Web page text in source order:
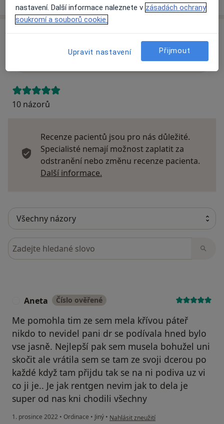
Přidejte svůj názor
10 názorů
Recenze pacientů jsou pro nás důležité.
Specialisté nemají možnost zaplatit za
odstranění nebo změnu recenze pacienta.
Další informace.
Hledejte v názorech
Aneta Číslo ověřené
Me pomohla tim ze sem mela křívou páteř
nikdo to nevidel pani dr se podívala hned bylo
vse jasně. Nejlepší pak sem musela bohužel uni
skočit ale vrátila sem se tam ze svoji dcerou po
každé když tam přijdu tak se na ni podiva uz vi
co ji je.. Je jak rentgen nevim jak to dela je
super od nas kni chodili všechny
1. prosince 2022 • Ordinace • Jiný • podle názoru uživatele Aneta
Nahlásit zneužití
nastavení. Další informace naleznete v zásadách ochrany
soukromí a souborů cookie.
Upravit nastavení Přijmout